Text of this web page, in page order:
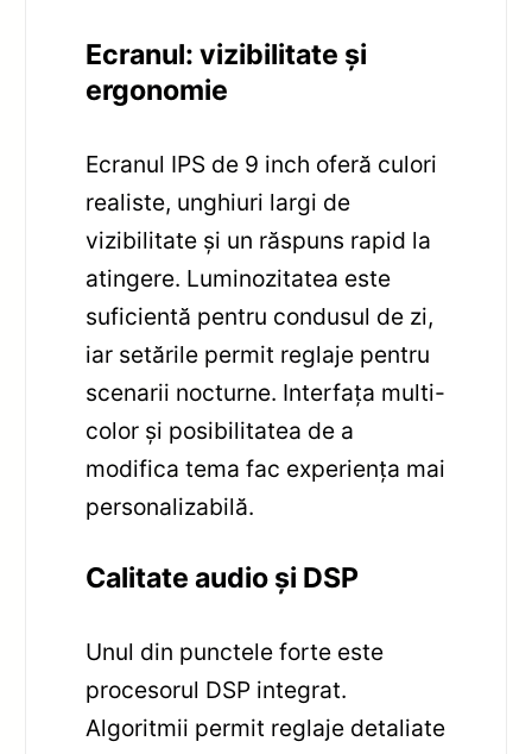
Ecranul: vizibilitate și
ergonomie
Ecranul IPS de 9 inch oferă culori
realiste, unghiuri largi de
vizibilitate și un răspuns rapid la
atingere. Luminozitatea este
suficientă pentru condusul de zi,
iar setările permit reglaje pentru
scenarii nocturne. Interfața multi-
color și posibilitatea de a
modifica tema fac experiența mai
personalizabilă.
Calitate audio și DSP
Unul din punctele forte este
procesorul DSP integrat.
Algoritmii permit reglaje detaliate